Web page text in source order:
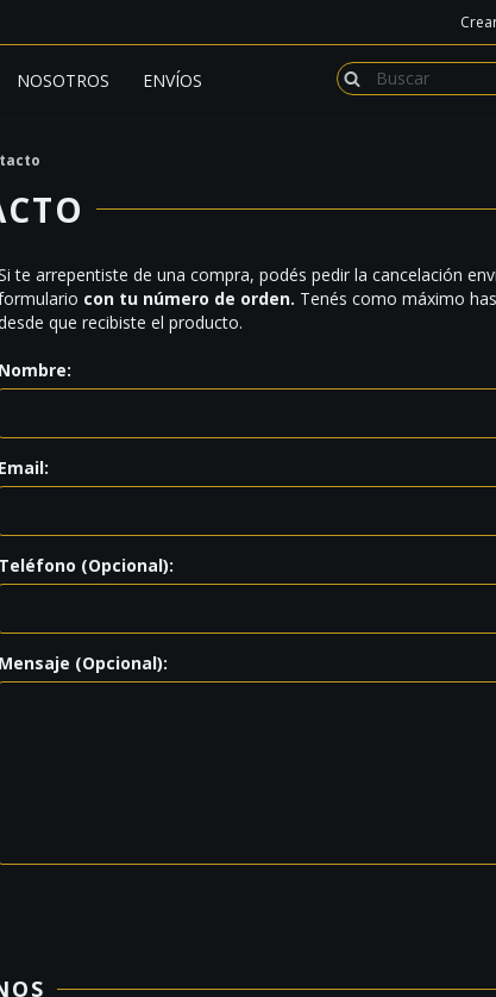
NOSOTROS ENVÍOS
te arrepentiste de una compra, podés pedir la cancelación
con tu número de orden. Tenés como máximo
que recibiste el producto.
Nombre:
Email:
Teléfono (Opcional):
Mensaje (Opcional):